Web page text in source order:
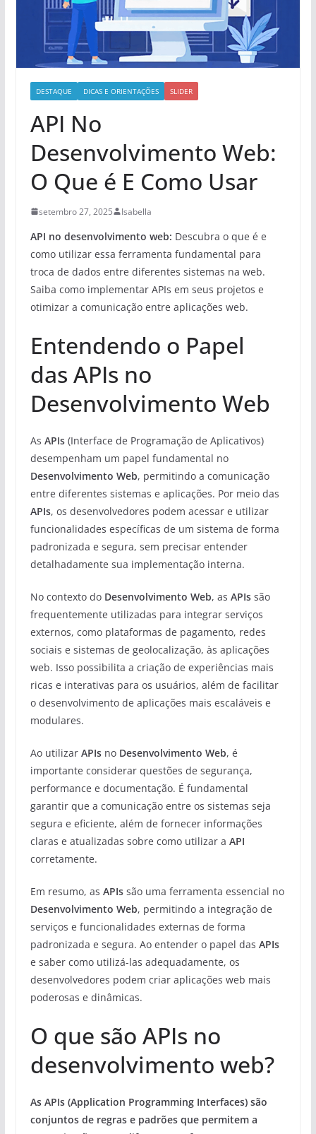
DESTAQUE DICAS E ORIENTAÇÕES SLIDER
API No
Desenvolvimento Web:
O Que é E Como Usar
setembro 27, 2025 Isabella
API no desenvolvimento web: Descubra o que é e
como utilizar essa ferramenta fundamental para
troca de dados entre diferentes sistemas na web.
Saiba como implementar APIs em seus projetos e
otimizar a comunicação entre aplicações web.
Entendendo o Papel
das APIs no
Desenvolvimento Web
As APIs(Interface de Programação de Aplicativos)
desempenham um papel fundamental no
Desenvolvimento Web, permitindo a comunicação
entre diferentes sistemas e aplicações. Por meio das
APIs, os desenvolvedores podem acessar e utilizar
funcionalidades específicas de um sistema de forma
padronizada e segura, sem precisar entender
detalhadamente sua implementação interna.
No contexto do Desenvolvimento Web, as APIssão
frequentemente utilizadas para integrar serviços
externos, como plataformas de pagamento, redes
sociais e sistemas de geolocalização, às aplicações
web. Isso possibilita a criação de experiências mais
ricas e interativas para os usuários, além de facilitar
o desenvolvimento de aplicações mais escaláveis e
modulares.
Ao utilizar APIsno Desenvolvimento Web, é
importante considerar questões de segurança,
performance e documentação. É fundamental
garantir que a comunicação entre os sistemas seja
segura e eficiente, além de fornecer informações
claras e atualizadas sobre como utilizar a API
corretamente.
Em resumo, as APIssão uma ferramenta essencial no
Desenvolvimento Web, permitindo a integração de
serviços e funcionalidades externas de forma
padronizada e segura. Ao entender o papel das APIs
e saber como utilizá-las adequadamente, os
desenvolvedores podem criar aplicações web mais
poderosas e dinâmicas.
O que são APIs no
desenvolvimento web?
As APIs (Application Programming Interfaces) são
conjuntos de regras e padrões que permitem a